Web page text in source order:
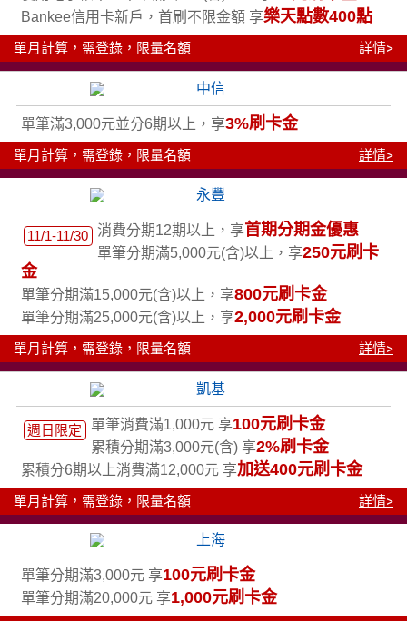
Bankee信用卡新戶，首刷不限金額 享樂天點數400點
單月計算，需登錄，限量名額 詳情>
單筆滿3,000元並分6期以上，享3%刷卡金
單月計算，需登錄，限量名額 詳情>
11/1-11/30 消費分期12期以上，享首期分期金優惠
單筆分期滿5,000元(含)以上，享250元刷卡
金
單筆分期滿15,000元(含)以上，享800元刷卡金
單筆分期滿25,000元(含)以上，享2,000元刷卡金
單月計算，需登錄，限量名額 詳情>
週日限定 單筆消費滿1,000元 享100元刷卡金
累積分期滿3,000元(含) 享2%刷卡金
累積分6期以上消費滿12,000元 享加送400元刷卡金
單月計算，需登錄，限量名額 詳情>
單筆分期滿3,000元 享100元刷卡金
單筆分期滿20,000元 享1,000元刷卡金